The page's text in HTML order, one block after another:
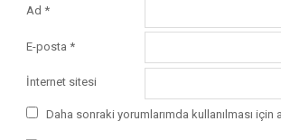
Ad *
E-posta *
İnternet sitesi
Daha sonraki yorumlarımda kullanılması